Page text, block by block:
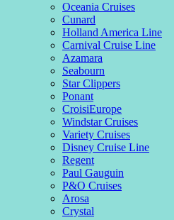
Oceania Cruises
Cunard
Holland America Line
Carnival Cruise Line
Azamara
Seabourn
Star Clippers
Ponant
CroisiEurope
Windstar Cruises
Variety Cruises
Disney Cruise Line
Regent
Paul Gauguin
P&O Cruises
Arosa
Crystal